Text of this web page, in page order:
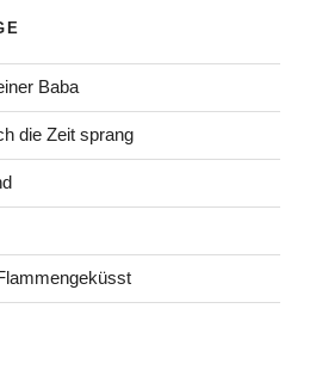
Baba
die Zeit sprang